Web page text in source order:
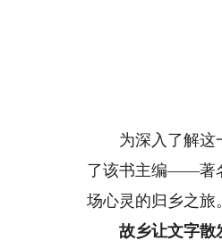
为深入了解这一
了该书主编——著
场心灵的归乡之旅
故乡让文字散